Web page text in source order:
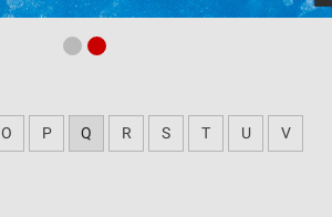
O P Q R S T U V